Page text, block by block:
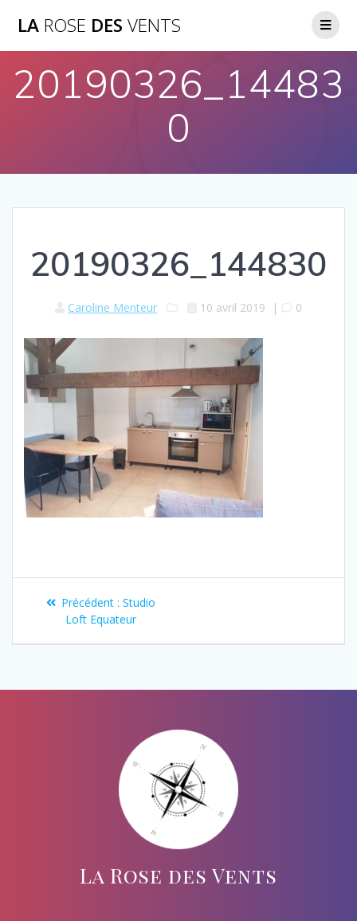
LA ROSE DES VENTS
20190326_14483
0
20190326_144830
Caroline Menteur 10 avril 2019 | 0
Précédent : Studio
Loft Equateur
La Rose des Vents